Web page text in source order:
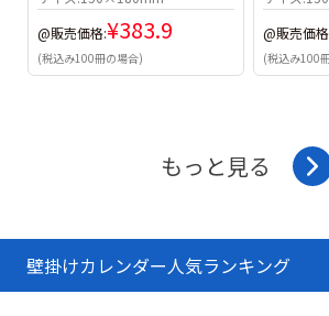
@販売価格:¥383.9
(税込み100冊の場合)
@販売価
(税込み100
もっと見る
壁掛けカレンダー人気ランキング